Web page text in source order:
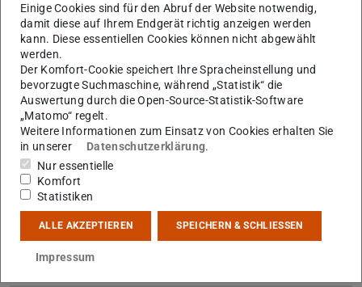
Associate Prof. Dr.-Ing.Ahmad
Atieh
Doktorand:innen
Einige Cookies sind für den Abruf der Website notwendig,
damit diese auf Ihrem Endgerät richtig anzeigen werden
kann. Diese essentiellen Cookies können nicht abgewählt
werden.
Der Komfort-Cookie speichert Ihre Spracheinstellung und
bevorzugte Suchmaschine, während „Statistik“ die
Auswertung durch die Open-Source-Statistik-Software
„Matomo“ regelt.
Weitere Informationen zum Einsatz von Cookies erhalten Sie
in unserer
Datenschutzerklärung.
Nur essentielle
Komfort
Statistiken
ALLE AKZEPTIEREN SPEICHERN & SCHLIESSEN
Impressum